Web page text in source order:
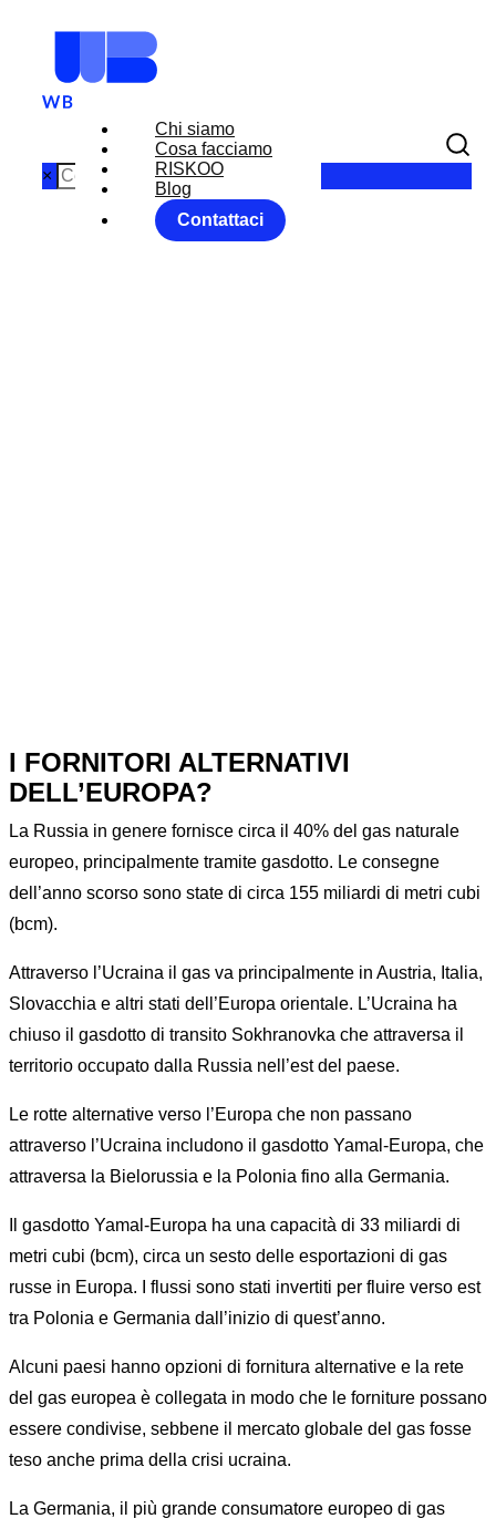
Chi siamo
Cosa facciamo
RISKOO
Blog
Contattaci
×
LE
I FORNITORI ALTERNATIVI
DELL’EUROPA?
La Russia in genere fornisce circa il 40% del gas naturale
europeo, principalmente tramite gasdotto. Le consegne
dell’anno scorso sono state di circa 155 miliardi di metri cubi
(bcm).
Attraverso l’Ucraina il gas va principalmente in Austria, Italia,
Slovacchia e altri stati dell’Europa orientale. L’Ucraina ha
chiuso il gasdotto di transito Sokhranovka che attraversa il
territorio occupato dalla Russia nell’est del paese.
Le rotte alternative verso l’Europa che non passano
attraverso l’Ucraina includono il gasdotto Yamal-Europa, che
attraversa la Bielorussia e la Polonia fino alla Germania.
Il gasdotto Yamal-Europa ha una capacità di 33 miliardi di
metri cubi (bcm), circa un sesto delle esportazioni di gas
russe in Europa. I flussi sono stati invertiti per fluire verso est
tra Polonia e Germania dall’inizio di quest’anno.
Alcuni paesi hanno opzioni di fornitura alternative e la rete
del gas europea è collegata in modo che le forniture possano
essere condivise, sebbene il mercato globale del gas fosse
teso anche prima della crisi ucraina.
La Germania, il più grande consumatore europeo di gas